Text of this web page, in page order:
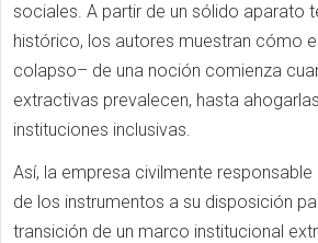
sociales. A partir de un sólido aparato
histórico, los autores muestran cómo
colapso– de una noción comienza
extractivas prevalecen, hasta
instituciones inclusivas.
Así, la empresa civilmente
de los instrumentos a su disposición
transición de un marco institucional